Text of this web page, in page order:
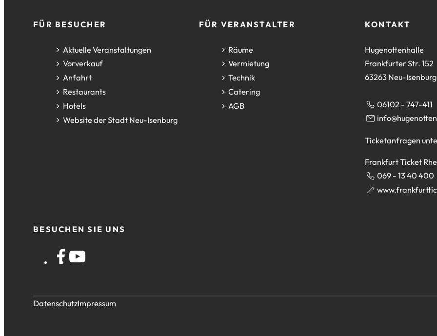
FußzeileFÜR BESUCHER
Aktuelle Veranstaltungen
Vorverkauf
Anfahrt
Restaurants
Hotels
Website der Stadt Neu-Isenburg
(Öffnet
FÜR VERANSTALTER
Räume
Vermietung
Technik
Catering
AGB
KONTAKT
Hugenottenhalle
Frankfurter Str. 152
63263 Neu-Isenburg
06102 - 747-411
info
Ticketanfragen
Frankfurt Ticket
069 - 13 40 400
neuen
BESUCHEN SIE UNS
DatenschutzImpressum